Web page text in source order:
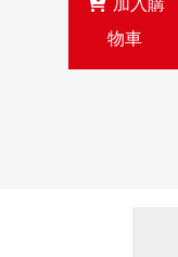
加入購
物車